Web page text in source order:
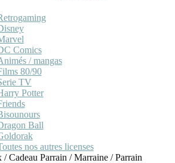
Comics
/ mangas
80/90
TV
Potter
Ball
nos autres licenses
/Cadeau Parrain / Marraine /Parrain